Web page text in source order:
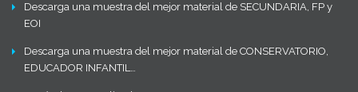
Descarga una muestra del mejor material de SECUNDARIA, FP y
EOI
Descarga una muestra del mejor material de CONSERVATORIO,
EDUCADOR INFANTIL…